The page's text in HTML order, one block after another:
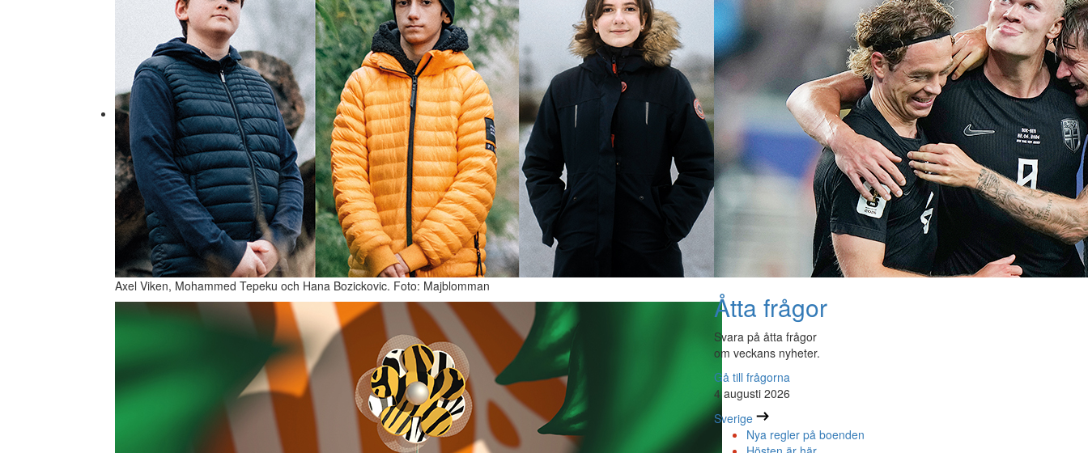
Axel Viken, Mohammed Tepeku och Hana Bozickovic. Foto: Majblomman
Åtta frågor
Svara på åtta frågor
om veckans nyheter.
Gå till frågorna
4 augusti 2026
Sverige
Nya regler på boenden